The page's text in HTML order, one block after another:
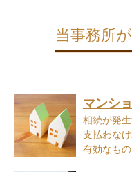
当事務所
マンシ
相続が発
支払わな
有効なも